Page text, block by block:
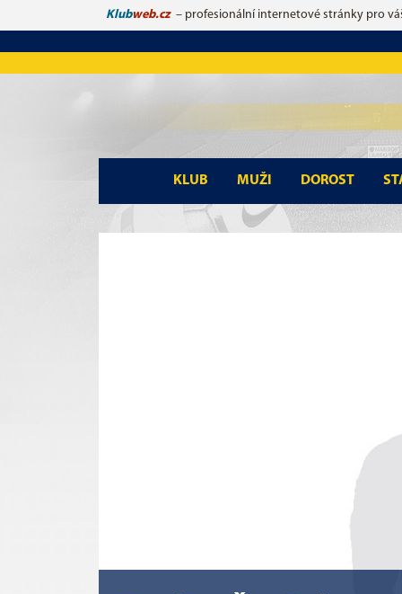
Klubweb.cz – profesionální internetové stránky pro
KLUB MUŽI DOROST